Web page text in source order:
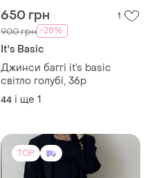
650 грн 1
900 грн -28%
It's Basic
Джинси баггі it’s basic
світло голубі, 36р
44 і ще 1
TOP